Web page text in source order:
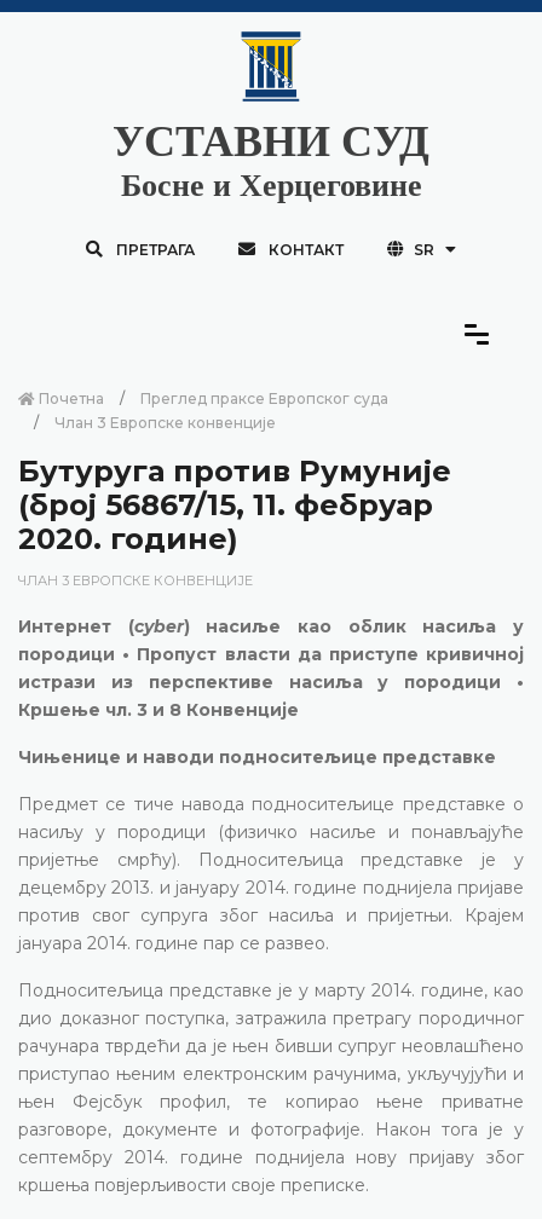
УСТАВНИ СУД
Босне и Херцеговине
ПРЕТРАГА КОНТАКТ SR
Почетна
Преглед праксе Европског суда
Члан 3 Европске конвенције
Бутуруга против Румуније
(број 56867/15, 11. фебруар
2020. године)
ЧЛАН 3 ЕВРОПСКЕ КОНВЕНЦИЈЕ
Интернет (cyber) насиље као облик насиља у
породици • Пропуст власти да приступе кривичној
истрази из перспективе насиља у породици •
Кршење чл. 3 и 8 Конвенције
Чињенице и наводи подноситељице представке
Предмет се тиче навода подноситељице представке о
насиљу у породици (физичко насиље и понављајуће
пријетње смрћу). Подноситељица представке је у
децембру 2013. и јануару 2014. године поднијела пријаве
против свог супруга због насиља и пријетњи. Крајем
јануара 2014. године пар се развео.
Подноситељица представке је у марту 2014. године, као
дио доказног поступка, затражила претрагу породичног
рачунара тврдећи да је њен бивши супруг неовлашћено
приступао њеним електронским рачунима, укључујући и
њен Фејсбук профил, те копирао њене приватне
разговоре, документе и фотографије. Након тога је у
септембру 2014. године поднијела нову пријаву због
кршења повјерљивости своје преписке.